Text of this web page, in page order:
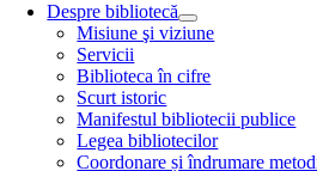
Despre bibliotecă
Misiune şi viziune
Servicii
Biblioteca în cifre
Scurt istoric
Manifestul bibliotecii publice
Legea bibliotecilor
Coordonare și îndrumare